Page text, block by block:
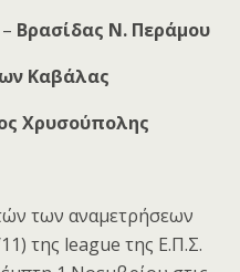
– Βρασίδας Ν. Περάμου
Καβάλας
Χρυσούπολης
των αναμετρήσεων
της league της Ε.Π.Σ.